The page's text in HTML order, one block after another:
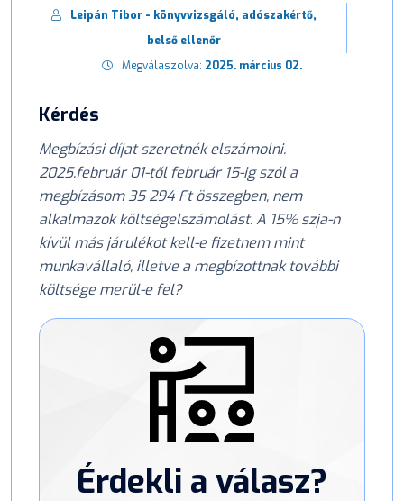
Leipán Tibor - könyvvizsgáló, adószakértő,
belső ellenőr
Megválaszolva: 2025. március 02.
Kérdés
Megbízási díjat szeretnék elszámolni.
2025.február 01-től február 15-ig szól a
megbízásom 35 294 Ft összegben, nem
alkalmazok költségelszámolást. A 15% szja-n
kívül más járulékot kell-e fizetnem mint
munkavállaló, illetve a megbízottnak további
költsége merül-e fel?
Érdekli a válasz?